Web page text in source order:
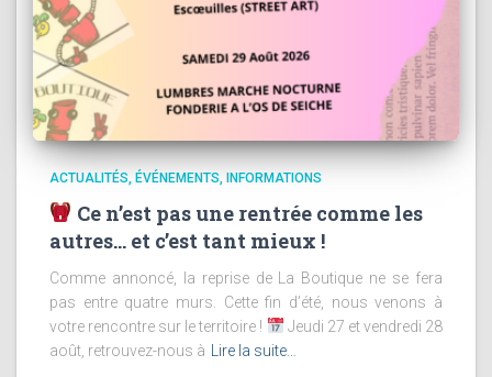
ACTUALITÉS ÉVÉNEMENTS INFORMATIONS
Ce n’est pas une rentrée comme les
autres… et c’est tant mieux !
Comme annoncé, la reprise de La Boutique ne se fera
pas entre quatre murs. Cette fin d’été, nous venons à
votre rencontre sur le territoire !
Jeudi 27 et vendredi 28
août, retrouvez-nous à
Lire la suite…